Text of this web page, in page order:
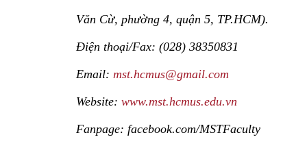
Văn Cừ, phường 4, quận 5, TP.HCM).
Điện thoại/Fax: (028) 38350831
Email:mst.hcmus@gmail.com
Website:www.mst.hcmus.edu.vn
Fanpage: facebook.com/MSTFaculty